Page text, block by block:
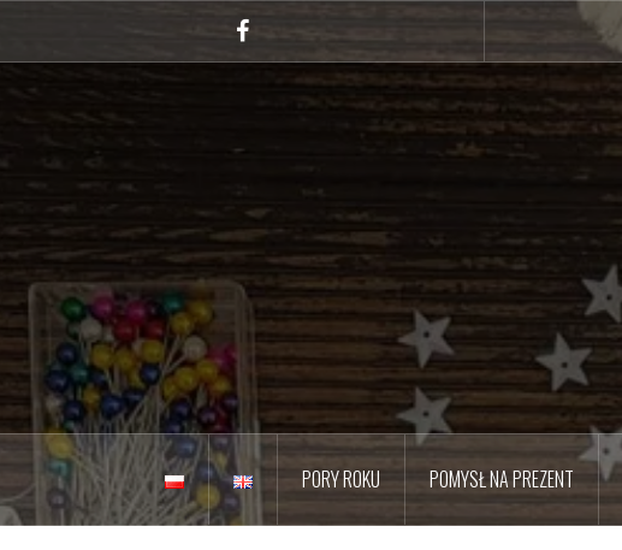
treści
PORY ROKU POMYSŁ NA PREZENT